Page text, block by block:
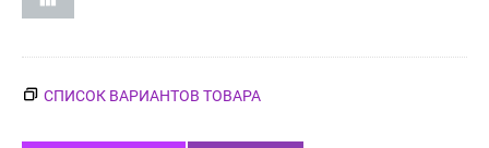
СПИСОК ВАРИАНТОВ ТОВАРА